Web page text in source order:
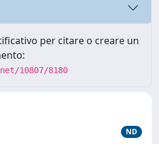
per citare o creare un
10807/8180
ND